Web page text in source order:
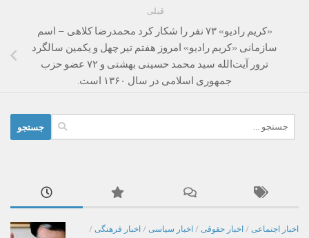
قبلی
«کریم رادیو» ۷۳ نفر را شکار کرد محمدرضا کلاهی – اسم
سازمانی «کریم رادیو» امروز هفتم تیر چهل و یکمین سالگرد
ترور آیت‌الله سید محمد حسینی بهشتی و ۷۲ عضو حزب
جمهوری اسلامی در سال ۱۳۶۰ است.
برای:
اخبار اجتماعی / اخبار حقوقی / اخبار سیاسی / اخبار فرهنگی /